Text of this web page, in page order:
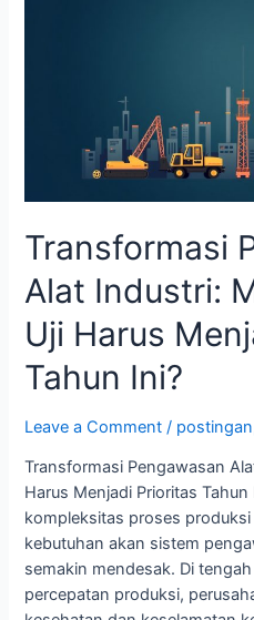
Transformasi
Alat Industri:
Uji Harus
Tahun Ini?
Leave a Comment / postingan
Transformasi Pengawasan
Harus Menjadi Prioritas
kompleksitas proses
kebutuhan akan sistem
semakin mendesak. Di
percepatan produksi,
Ini?